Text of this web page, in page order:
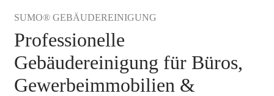
SUMO® GEBÄUDEREINIGUNG
Professionelle
Gebäudereinigung für Büros,
Gewerbeimmobilien &